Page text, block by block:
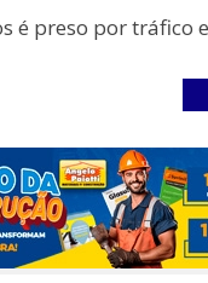
é preso por tráfico